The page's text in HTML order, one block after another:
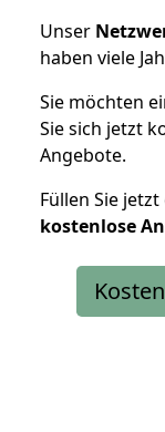
Unser
haben viele
Sie möchten
Sie sich jetzt
Angebote.
Füllen Sie
kostenlose